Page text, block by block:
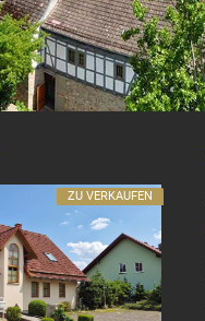
ZU VERKAUFEN